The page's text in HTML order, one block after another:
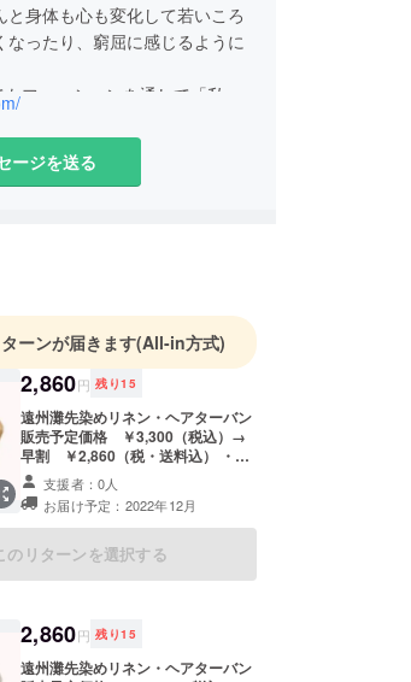
身体も心も変化して若いころ
ったり、窮屈に感じるように
ファッションを通して「私の
伝いをするお洋服をお客様の
ージを送る
ーンが届きます(All-in方式)
2,860円 残り15
遠州灘先染めリネン・ヘアターバン
販売予定価格 ￥3,300（税込）→
早割 ￥2,860（税・送料込） ・先
着 15着限定 ・カラー：マスター
ド ・ヘアターバンサイズ：全長 約
27cm/幅 約10cm ※同商品でも生産
の過程で1〜2cmの個体差が生じる
場合があります。
支援者：0人
お届け予定：2022年12月
のリターンを選択する
2,860円 残り15
遠州灘先染めリネン・ヘアターバン